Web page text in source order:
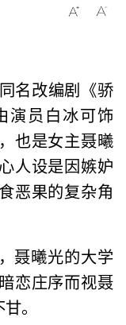
名改编剧《骄
演员白冰可饰
也是女主聂曦
人设是因嫉妒
恶果的复杂角
聂曦光的大学
恋庄序而视聂
。